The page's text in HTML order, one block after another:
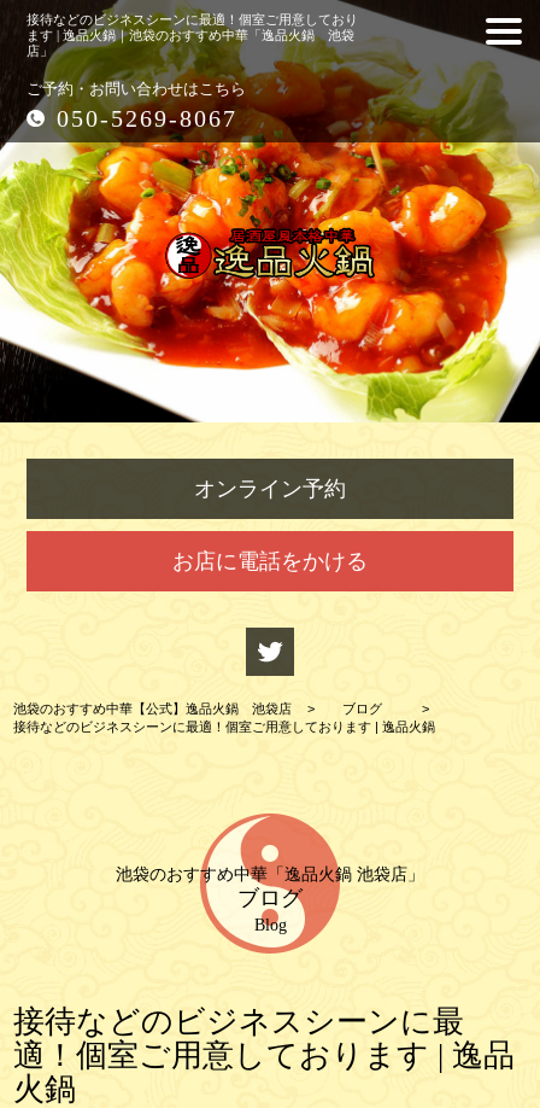
接待などのビジネスシーンに最適！個室ご用意しており
ます | 逸品火鍋｜池袋のおすすめ中華「逸品火鍋 池袋
店」
ご予約・お問い合わせはこちら
050-5269-8067
オンライン予約
お店に電話をかける
池袋のおすすめ中華【公式】逸品火鍋 池袋店 > ブログ
>
接待などのビジネスシーンに最適！個室ご用意しております | 逸品火鍋
池袋のおすすめ中華「逸品火鍋 池袋店」
ブログ
Blog
接待などのビジネスシーンに最
適！個室ご用意しております | 逸品
火鍋